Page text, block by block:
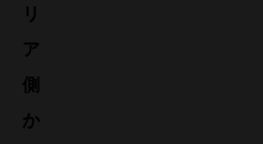
リ
ア
側
か